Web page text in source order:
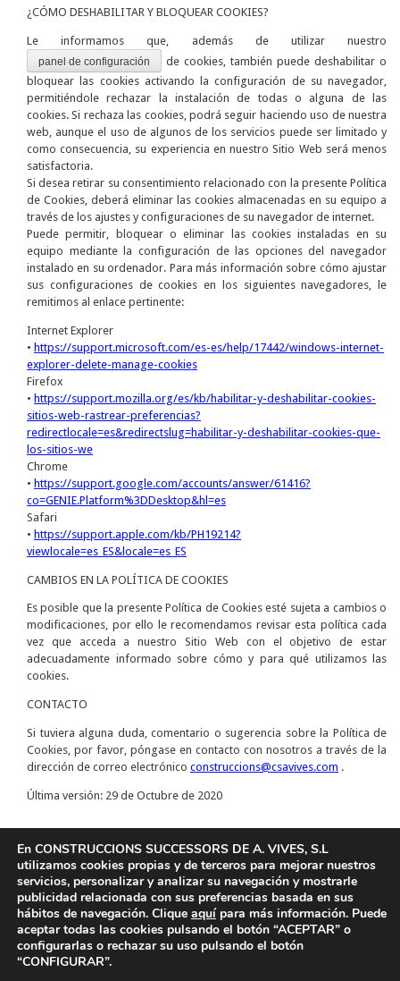
¿CÓMO DESHABILITAR Y BLOQUEAR COOKIES?
Le informamos que, además de utilizar nuestro
panel de configuración
de cookies, también puede deshabilitar o
bloquear las cookies activando la configuración de su navegador,
permitiéndole rechazar la instalación de todas o alguna de las
cookies. Si rechaza las cookies, podrá seguir haciendo uso de nuestra
web, aunque el uso de algunos de los servicios puede ser limitado y
como consecuencia, su experiencia en nuestro Sitio Web será menos
satisfactoria.
Si desea retirar su consentimiento relacionado con la presente Política
de Cookies, deberá eliminar las cookies almacenadas en su equipo a
través de los ajustes y configuraciones de su navegador de internet.
Puede permitir, bloquear o eliminar las cookies instaladas en su
equipo mediante la configuración de las opciones del navegador
instalado en su ordenador. Para más información sobre cómo ajustar
sus configuraciones de cookies en los siguientes navegadores, le
remitimos al enlace pertinente:
Internet Explorer
• https://support.microsoft.com/es-es/help/17442/windows-internet-
explorer-delete-manage-cookies
Firefox
• https://support.mozilla.org/es/kb/habilitar-y-deshabilitar-cookies-
sitios-web-rastrear-preferencias?
redirectlocale=es&redirectslug=habilitar-y-deshabilitar-cookies-que-
los-sitios-we
Chrome
• https://support.google.com/accounts/answer/61416?
co=GENIE.Platform%3DDesktop&hl=es
Safari
• https://support.apple.com/kb/PH19214?
viewlocale=es_ES&locale=es_ES
CAMBIOS EN LA POLÍTICA DE COOKIES
Es posible que la presente Política de Cookies esté sujeta a cambios o
modificaciones, por ello le recomendamos revisar esta política cada
vez que acceda a nuestro Sitio Web con el objetivo de estar
adecuadamente informado sobre cómo y para qué utilizamos las
cookies.
CONTACTO
Si tuviera alguna duda, comentario o sugerencia sobre la Política de
Cookies, por favor, póngase en contacto con nosotros a través de la
dirección de correo electrónico construccions@csavives.com .
Última versión: 29 de Octubre de 2020
Política de privacidad Términos y condiciones legales
Industría, 9
Polígon industrial La Torre
08760-MARTORELL (Barcelona)
Tel. 93 775 16 81 Fax 93 774 17 17
En CONSTRUCCIONS SUCCESSORS DE A. VIVES, S.L
utilizamos cookies propias y de terceros para mejorar nuestros
servicios, personalizar y analizar su navegación y mostrarle
publicidad relacionada con sus preferencias basada en sus
hábitos de navegación. Clique aquípara más información. Puede
aceptar todas las cookies pulsando el botón “ACEPTAR” o
configurarlas o rechazar su uso pulsando el botón
“CONFIGURAR”.